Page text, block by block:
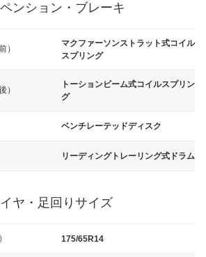
ンション・ブレーキ
）
マクファーソンストラット式コイル
スプリング
）
トーションビーム式コイルスプリン
グ
ベンチレーテッドディスク
リーディングトレーリング式ドラム
ヤ・足回りサイズ
175/65R14